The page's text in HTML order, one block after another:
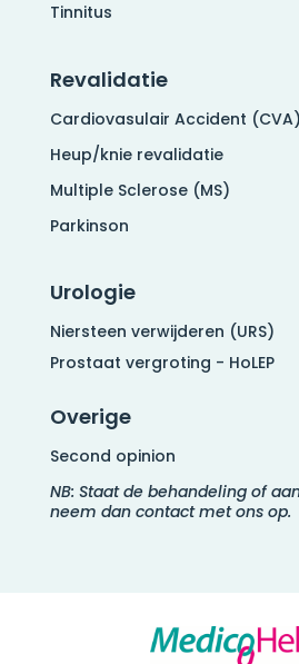
Tinnitus
Revalidatie
Cardiovasulair Accident (CVA)
Heup/knie revalidatie
Multiple Sclerose (MS)
Parkinson
Urologie
Niersteen verwijderen (URS)
Prostaat vergroting - HoLEP
Overige
Second opinion
NB: Staat de behandeling of
neem dan contact met ons op.